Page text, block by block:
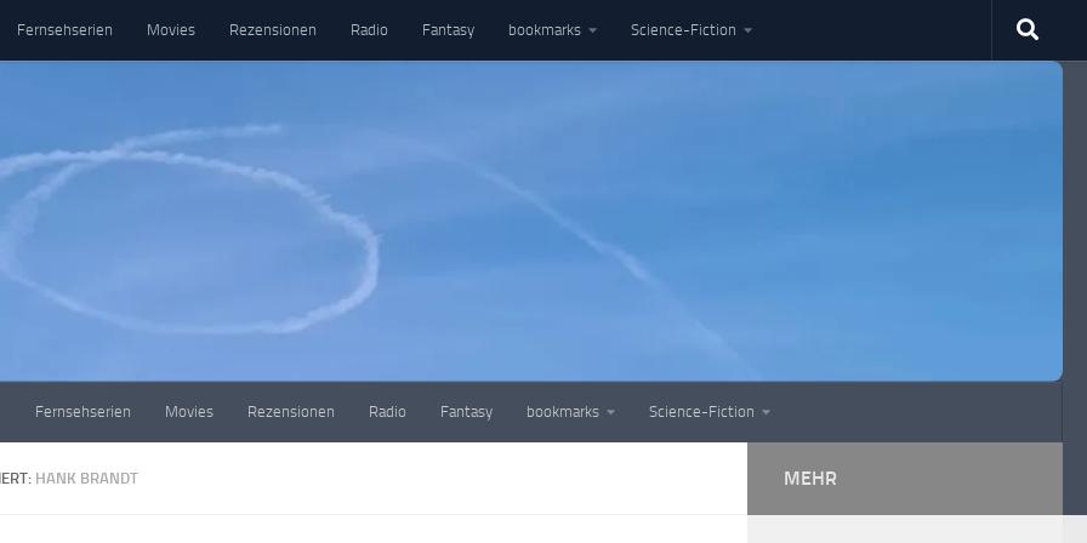
Fernsehserien Movies Rezensionen Radio Fantasy bookmarks Science-Fiction
Fernsehserien Movies Rezensionen Radio Fantasy bookmarks Science-Fiction
HANK BRANDT MEHR